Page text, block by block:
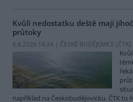
Kvůli nedostatku deště mají
průtoky
6.8.2026 14:24 | ČESKÉ BUDĚJOVICE (ČTK)
například na Českobudějovicku. ČTK to